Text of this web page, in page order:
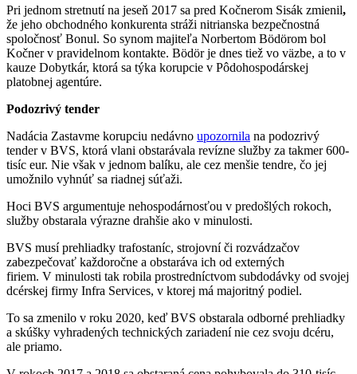
Pri jednom stretnutí na jeseň 2017 sa pred Kočnerom Sisák zmienil,
že jeho obchodného konkurenta stráži nitrianska bezpečnostná
spoločnosť Bonul. So synom majiteľa Norbertom Bödörom bol
Kočner v pravidelnom kontakte. Bödör je dnes tiež vo väzbe, a to v
kauze Dobytkár, ktorá sa týka korupcie v Pôdohospodárskej
platobnej agentúre.
Podozrivý tender
Nadácia Zastavme korupciu nedávno upozornila na podozrivý
tender v BVS, ktorá vlani obstarávala revízne služby za takmer 600-
tisíc eur. Nie však v jednom balíku, ale cez menšie tendre, čo jej
umožnilo vyhnúť sa riadnej súťaži.
Hoci BVS argumentuje nehospodárnosťou v predošlých rokoch,
služby obstarala výrazne drahšie ako v minulosti.
BVS musí prehliadky trafostaníc, strojovní či rozvádzačov
zabezpečovať každoročne a obstaráva ich od externých
firiem. V minulosti tak robila prostredníctvom subdodávky od svojej
dcérskej firmy Infra Services, v ktorej má majoritný podiel.
To sa zmenilo v roku 2020, keď BVS obstarala odborné prehliadky
a skúšky vyhradených technických zariadení nie cez svoju dcéru,
ale priamo.